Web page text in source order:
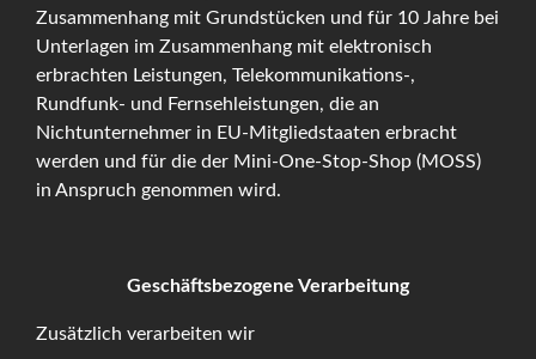
Zusammenhang mit Grundstücken und für 10 Jahre bei
Unterlagen im Zusammenhang mit elektronisch
erbrachten Leistungen, Telekommunikations-,
Rundfunk- und Fernsehleistungen, die an
Nichtunternehmer in EU-Mitgliedstaaten erbracht
werden und für die der Mini-One-Stop-Shop (MOSS)
in Anspruch genommen wird.
Geschäftsbezogene Verarbeitung
Zusätzlich verarbeiten wir